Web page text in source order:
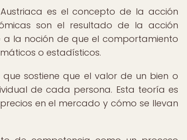
es el concepto de la acción
son el resultado de la acción
a la noción de que el comportamiento
o estadísticos.
sostiene que el valor de un bien o
de cada persona. Esta teoría es
en el mercado y cómo se llevan